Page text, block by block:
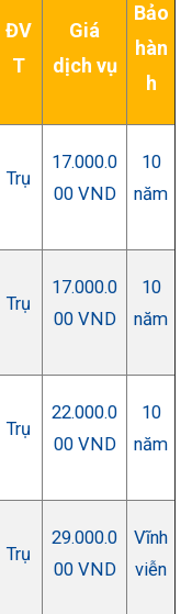
ĐV
T
Giá
dịch vụ
Bảo
hàn
h
Trụ
17.000.0
00 VND
10
năm
Trụ
17.000.0
00 VND
10
năm
Trụ
22.000.0
00 VND
10
năm
Trụ
29.000.0
00 VND
Vĩnh
viễn